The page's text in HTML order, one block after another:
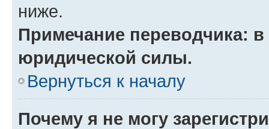
ниже.
Примечание переводчика:
юридической силы.
Вернуться к началу
Почему я не могу